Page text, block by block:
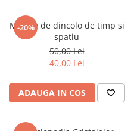
Terapii Alternative
AudioBook
Beletristica
Carti erotice
-20%
Mesaje de dincolo de timp si
spatiu
50,00 Lei
40,00 Lei
ADAUGA IN COS